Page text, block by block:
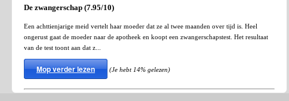
De zwangerschap (7.95/10)
Een achttienjarige meid vertelt haar moeder dat ze al twee maanden over tijd is. Heel
ongerust gaat de moeder naar de apotheek en koopt een zwangerschapstest. Het resultaat
van de test toont aan dat z...
Mop verder lezen (Je hebt 14% gelezen)